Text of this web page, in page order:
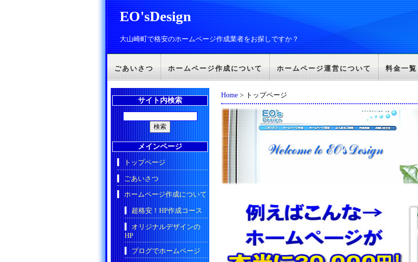
EO'sDesign
大山崎町で格安のホームページ作成業者をお探しですか？
ごあいさつ ホームページ作成について ホームページ運営について 料金一覧
Home > トップページ
サイト内検索
メインページ
トップページ
ごあいさつ
ホームページ作成について
超格安！HP作成コース
オリジナルデザインの
HP
ブログでホームページ